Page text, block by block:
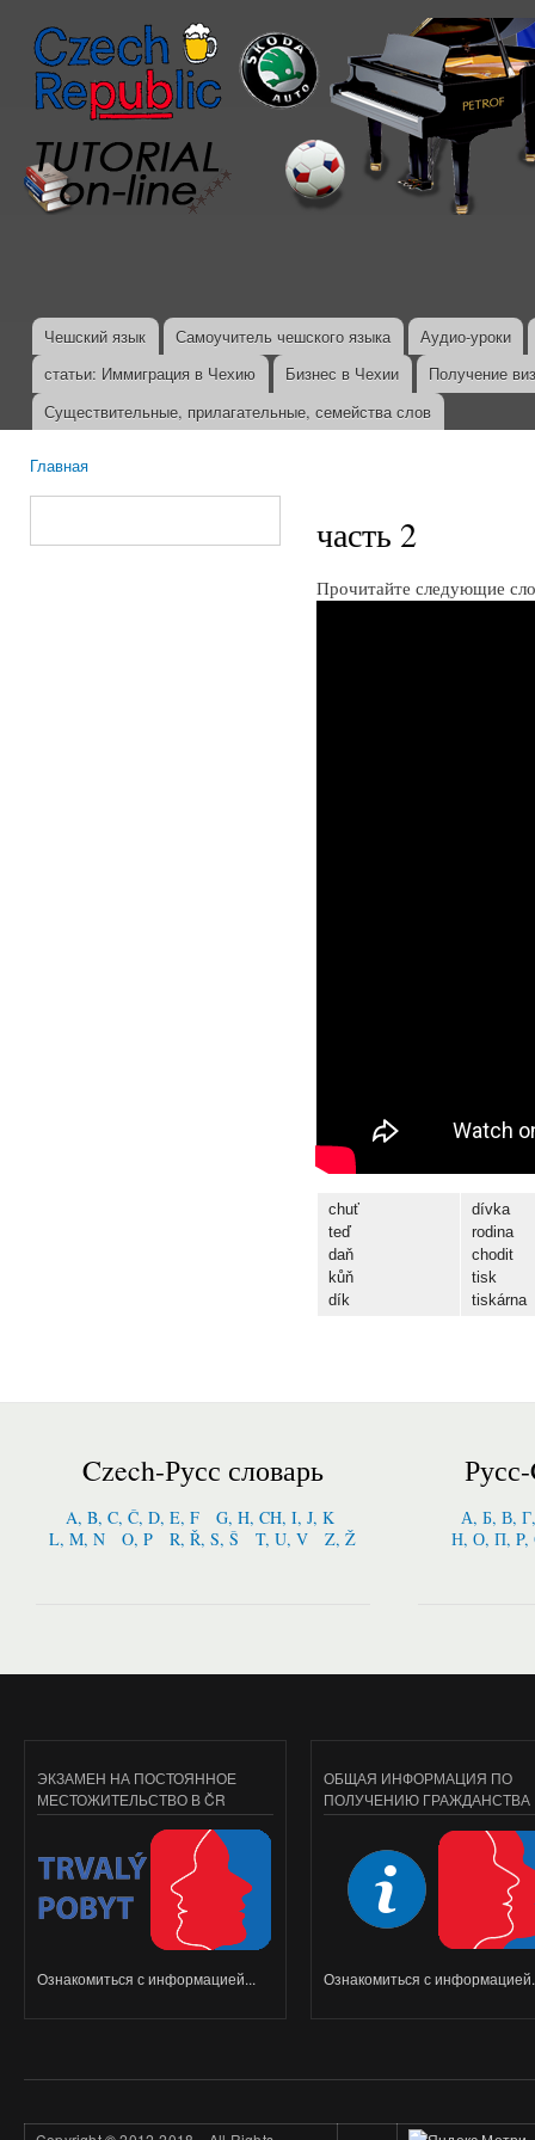
Главное меню
Чешский язык Самоучитель чешского языка
Аудио-уроки
статьи: Иммиграция в Чехию
Бизнес в Чехии
Получение
Существительные, прилагательные, семейства слов
Главная
часть 2
Прочитайте следующие
chuť
teď
daň
kůň
dík
dívka
rodina
chodit
tisk
tiskárna
Czech-Русс словарь
A, B, C, Č, D, E, F
G, H, CH, I, J, K
L, M, N
O, P R, Ř, S, Š T, U, V Z, Ž
А, Б, В,
Н, О, П,
ЭКЗАМЕН НА ПОСТОЯННОЕ
МЕСТОЖИТЕЛЬСТВО В ČR
Ознакомиться с информацией...
ОБЩАЯ ИНФОРМАЦИЯ ПО
ПОЛУЧЕНИЮ ГРАЖДАНСТВА
Ознакомиться с